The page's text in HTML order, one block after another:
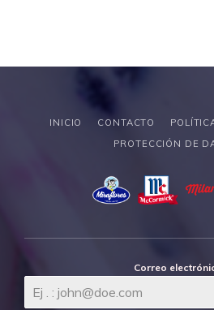
INICIO CONTACTO
PROTECCIÓN DE
Correo